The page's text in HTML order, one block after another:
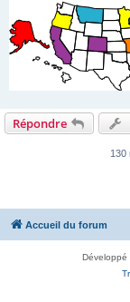
Répondre
130
Accueil du forum
Développé